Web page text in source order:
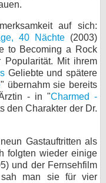
auf sich:
40 Nächte (2003)
to Becoming a Rock
Mit ihrem
Geliebte und spätere
" übernahm sie bereits
- in "Charmed -
den Charakter der Dr.
Gastauftritten als
folgten wieder einige
und der Fernsehfilm
sah man sie für vier